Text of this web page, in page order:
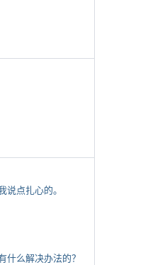
点扎心的。
么解决办法的？